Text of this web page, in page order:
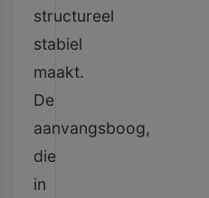
structureel
stabiel
maakt.
De
aanvangsboog,
die
in